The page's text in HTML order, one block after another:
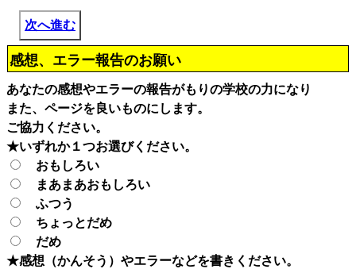
次へ進む
感想、エラー報告のお願い
あなたの感想やエラーの報告がもりの学校の力になり
また、ページを良いものにします。
ご協力ください。
★いずれか１つお選びください。
おもしろい
まあまあおもしろい
ふつう
ちょっとだめ
だめ
★感想（かんそう）やエラーなどを書きください。